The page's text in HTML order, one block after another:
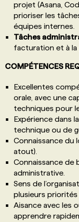
projet (Asana,
prioriser les
équipes internes.
Tâches
facturation et à la
COMPÉTENCES
Excellentes
orale, avec une
techniques pour
Expérience dans
technique ou de
Connaissance du
atout).
Connaissance de
administrative.
Sens de
plusieurs priorités
Aisance avec les
apprendre